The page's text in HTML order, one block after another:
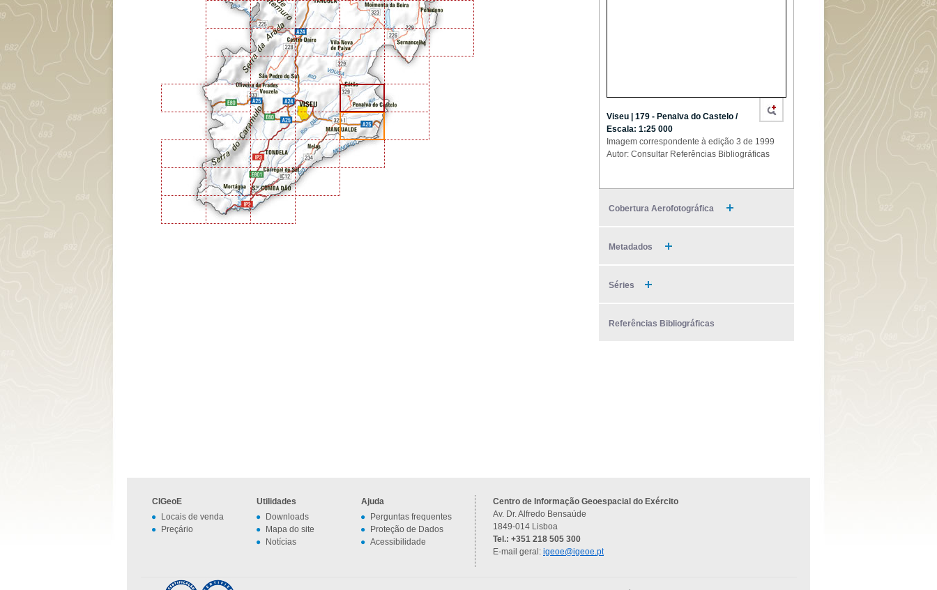
Viseu | 179 - Penalva do Castelo /
Escala: 1:25 000
Imagem correspondente à edição 3 de 1999
Autor: Consultar Referências Bibliográficas
Cobertura Aerofotográfica
Metadados
Séries
Referências Bibliográficas
CIGeoE
Locais de venda
Preçário
Utilidades
Downloads
Mapa do site
Notícias
Ajuda
Perguntas frequentes
Proteção de Dados
Acessibilidade
Centro de Informação Geoespacial do Exército
Av. Dr. Alfredo Bensaúde
1849-014 Lisboa
Tel.: +351 218 505 300
E-mail geral: igeoe@igeoe.pt